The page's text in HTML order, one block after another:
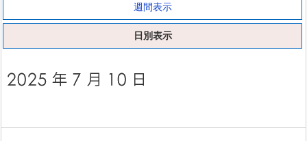
週間表示
日別表示